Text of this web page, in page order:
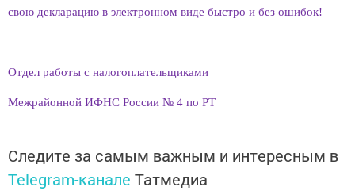
свою декларацию в электронном виде быстро и без ошибок!
Отдел работы с налогоплательщиками
Межрайонной ИФНС России № 4 по РТ
Следите за самым важным и интересным в
Telegram-канале Татмедиа